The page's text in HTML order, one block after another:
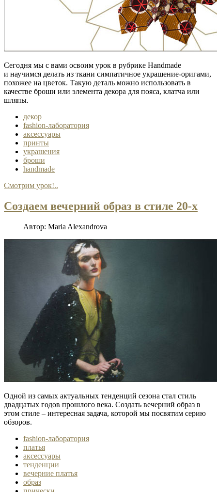
Сегодня мы с вами освоим урок в рубрике Handmade
и научимся делать из ткани симпатичное украшение-оригами,
похожее на цветок. Такую деталь можно использовать в
качестве броши или элемента декора для пояса, клатча или
шляпы.
декор
fashion-лаборатория
аксессуары
принты
украшения
броши
handmade
Смотрим урок!..
Создаем вечерний образ в стиле 20-х
Автор: Maria Alexandrova
Одной из самых актуальных тенденций сезона стал стиль
двадцатых годов прошлого века. Создать вечерний образ в
этом стиле – интересная задача, которой мы посвятим серию
обзоров.
fashion-лаборатория
платья
аксессуары
тенденции
вечерние платья
образ